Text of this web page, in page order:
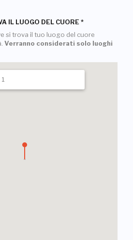
IL LUOGO DEL CUORE *
si trova il tuo luogo del cuore
Verranno considerati solo luoghi